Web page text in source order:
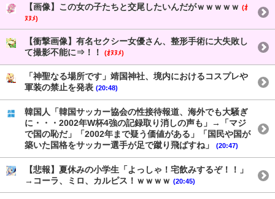
【画像】この女の子たちと交尾したいんだがｗｗｗｗｗ (ｵ
ﾇﾇﾒ)
【衝撃画像】有名セクシー女優さん、整形手術に大失敗し
て撮影不能に⇒！！
(ｵﾇﾇﾒ)
「神聖なる場所です」靖国神社、境内におけるコスプレや
軍装の禁止を発表 (20:48)
韓国人「韓国サッカー協会の性接待報道、海外でも大騒ぎ
に・・・2002年W杯4強の記録取り消しの声も」→「マジ
で国の恥だ」「2002年まで疑う価値がある」「国民や国が
築いた国格をサッカー選手が足で蹴り飛ばすね」
(20:47)
【悲報】夏休みの小学生「よっしゃ！宅飲みするぞ！！」
→コーラ、ミロ、カルピス！ｗｗｗｗ (20:45)